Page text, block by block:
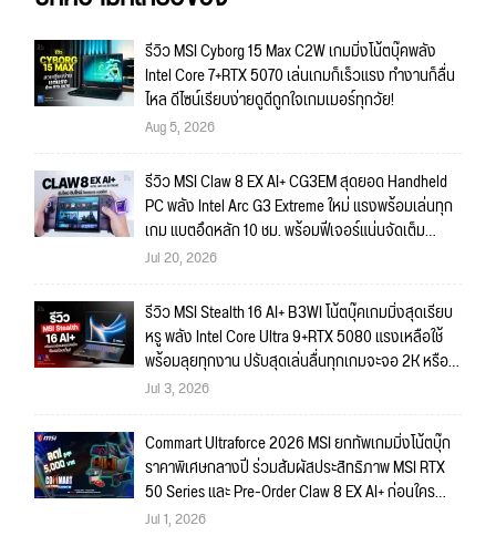
รีวิว MSI Cyborg 15 Max C2W เกมมิ่งโน้ตบุ๊คพลัง
Intel Core 7+RTX 5070 เล่นเกมก็เร็วแรง ทำงานก็ลื่น
ไหล ดีไซน์เรียบง่ายดูดีถูกใจเกมเมอร์ทุกวัย!
Aug 5, 2026
รีวิว MSI Claw 8 EX AI+ CG3EM สุดยอด Handheld
PC พลัง Intel Arc G3 Extreme ใหม่ แรงพร้อมเล่นทุก
เกม แบตอึดหลัก 10 ชม. พร้อมฟีเจอร์แน่นจัดเต็ม
ถึงใจ!!
Jul 20, 2026
รีวิว MSI Stealth 16 AI+ B3WI โน้ตบุ๊คเกมมิ่งสุดเรียบ
หรู พลัง Intel Core Ultra 9+RTX 5080 แรงเหลือใช้
พร้อมลุยทุกงาน ปรับสุดเล่นลื่นทุกเกมจะจอ 2K หรือ
4K ก็สบายมาก!!
Jul 3, 2026
Commart Ultraforce 2026 MSI ยกทัพเกมมิ่งโน้ตบุ๊ก
ราคาพิเศษกลางปี ร่วมสัมผัสประสิทธิภาพ MSI RTX
50 Series และ Pre-Order Claw 8 EX AI+ ก่อนใคร
พร้อมของรางวัลเข้าร่วมกิจกรรมในงาน!
Jul 1, 2026